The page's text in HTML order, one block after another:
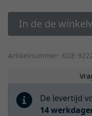
In de de
Artikelnummer: KGE-
De levertijd
14